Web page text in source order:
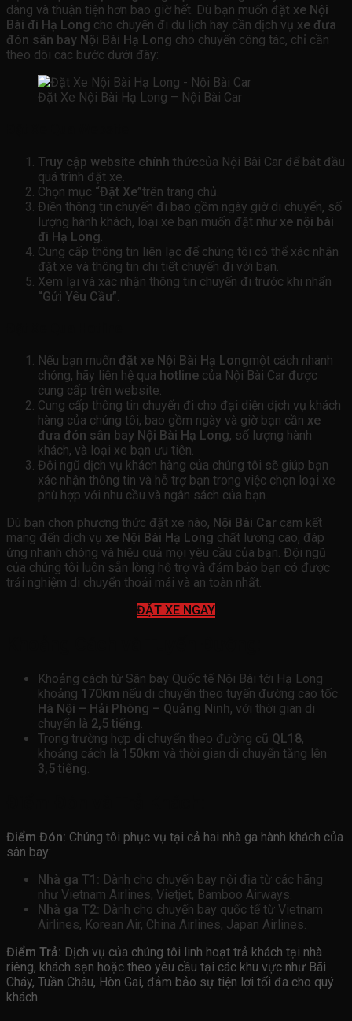
dàng và thuận tiện hơn bao giờ hết. Dù bạn muốn đặt xe Nội
Bài đi Hạ Long cho chuyến đi du lịch hay cần dịch vụ xe đưa
đón sân bay Nội Bài Hạ Long cho chuyến công tác, chỉ cần
theo dõi các bước dưới đây:
Đặt Xe Nội Bài Hạ Long – Nội Bài Car
Truy cập website chính thứccủa Nội Bài Car để bắt đầu
quá trình đặt xe.
Chọn mục “Đặt Xe”trên trang chủ.
Điền thông tin chuyến đi bao gồm ngày giờ di chuyển, số
lượng hành khách, loại xe bạn muốn đặt như xe nội bài
đi Hạ Long
Cung cấp thông tin liên lạc để chúng tôi có thể xác nhận
đặt xe và thông tin chi tiết chuyến đi với bạn.
Xem lại và xác nhận thông tin chuyến đi trước khi nhấn
“Gửi Yêu Cầu”
Nếu bạn muốn đặt xe Nội Bài Hạ Longmột cách nhanh
chóng, hãy liên hệ qua hotline của Nội Bài Car được
cung cấp trên website.
Cung cấp thông tin chuyến đi cho đại diện dịch vụ khách
hàng của chúng tôi, bao gồm ngày và giờ bạn cần xe
đưa đón sân bay Nội Bài Hạ Long, số lượng hành
khách, và loại xe bạn ưu tiên.
Đội ngũ dịch vụ khách hàng của chúng tôi sẽ giúp bạn
xác nhận thông tin và hỗ trợ bạn trong việc chọn loại xe
phù hợp với nhu cầu và ngân sách của bạn.
Dù bạn chọn phương thức đặt xe nào, Nội Bài Car cam kết
mang đến dịch vụ xe Nội Bài Hạ Long chất lượng cao, đáp
ứng nhanh chóng và hiệu quả mọi yêu cầu của bạn. Đội ngũ
của chúng tôi luôn sẵn lòng hỗ trợ và đảm bảo bạn có được
trải nghiệm di chuyển thoải mái và an toàn nhất.
ĐẶT XE NGAY
Khoảng cách từ Sân bay Quốc tế Nội Bài tới Hạ Long
khoảng 170km nếu di chuyển theo tuyến đường cao tốc
Hà Nội – Hải Phòng – Quảng Ninh, với thời gian di
chuyển là 2,5 tiếng.
Trong trường hợp di chuyển theo đường cũ QL18,
khoảng cách là 150km và thời gian di chuyển tăng lên
3,5 tiếng.
Điểm Đón: Chúng tôi phục vụ tại cả hai nhà ga hành khách của
sân bay:
Nhà ga T1: Dành cho chuyến bay nội địa từ các hãng
như Vietnam Airlines, Vietjet, Bamboo Airways.
Nhà ga T2: Dành cho chuyến bay quốc tế từ Vietnam
Airlines, Korean Air, China Airlines, Japan Airlines.
Điểm Trả: Dịch vụ của chúng tôi linh hoạt trả khách tại nhà
riêng, khách sạn hoặc theo yêu cầu tại các khu vực như Bãi
Cháy, Tuần Châu, Hòn Gai, đảm bảo sự tiện lợi tối đa cho quý
khách.